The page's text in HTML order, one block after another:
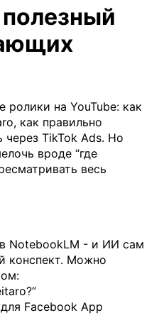
на YouTube: как
как правильно
через TikTok Ads. Но
вроде “где
весь
NotebookLM - и ИИ сам
конспект. Можно
Facebook App